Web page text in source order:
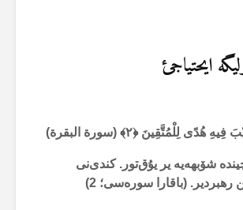
ایحتیاجئ
لِلْمُتَّقِينَ ﴿۲﴾ (سورة البقرة)
شۆبهەیە یر یۇق‌تور. کندی‌نی
رهبردیر. (باقارا سورەسی؛ 2)